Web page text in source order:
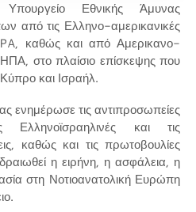
Εθνικής Άμυνας
από τις Ελληνο-αμερικανικές
καθώς και από Αμερικανο-
στο πλαίσιο επίσκεψης που
και Ισραήλ.
ενημέρωσε τις αντιπροσωπείες
Ελληνοϊσραηλινές και τις
καθώς και τις πρωτοβουλίες
η ειρήνη, η ασφάλεια, η
στη Νοτιοανατολική Ευρώπη